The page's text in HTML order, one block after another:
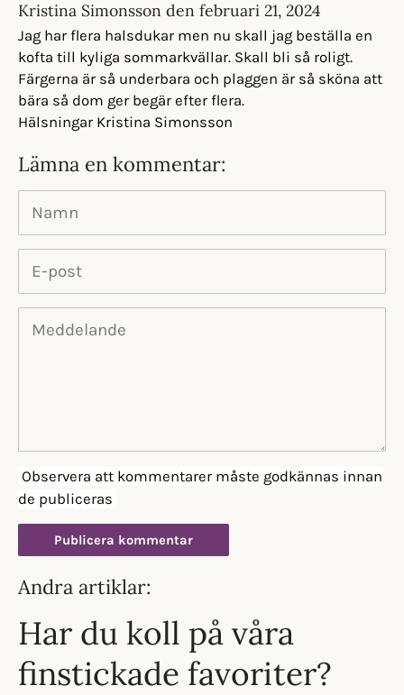
Kristina Simonsson den februari 21, 2024
Jag har flera halsdukar men nu skall jag beställa en
kofta till kyliga sommarkvällar. Skall bli så roligt.
Färgerna är så underbara och plaggen är så sköna att
bära så dom ger begär efter flera.
Hälsningar Kristina Simonsson
Lämna en kommentar:
Namn
E-post
Meddelande
Observera att kommentarer måste godkännas innan
de publiceras
Andra artiklar:
Har du koll på våra
finstickade favoriter?